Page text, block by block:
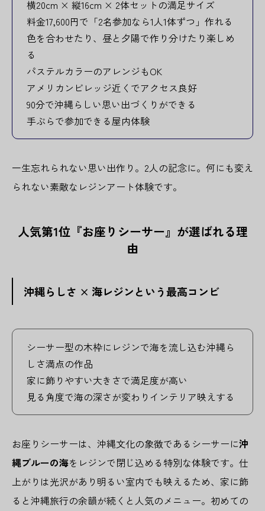
横20cm × 縦16cm × 2体セットの満足サイズ
料金17,600円で「2名参加なら1人1体ずつ」作れる
色を合わせたり、昼と夕陽で作り分けたり楽しめ
る
パステルカラーのアレンジもOK
アメリカンビレッジ近くでアクセス良好
90分で沖縄らしい思い出づくりができる
手ぶらで参加できる屋内体験
一生忘れられない思い出作り。2人の記念に。何にも変え
られない素敵なレジンアート体験です。
人気第1位『お座りシーサー』が選ばれる理
由
沖縄らしさ × 海レジンという最高コンビ
シーサー型の木枠にレジンで海を流し込む沖縄ら
しさ満点の作品
家に飾りやすい大きさで満足度が高い
見る角度で海の深さが変わりインテリア映えする
お座りシーサーは、沖縄文化の象徴であるシーサーに沖
縄ブルーの海をレジンで閉じ込める特別な体験です。仕
上がりは光沢があり明るい室内でも映えるため、家に飾
ると沖縄旅行の余韻が続くと人気のメニュー。初めての